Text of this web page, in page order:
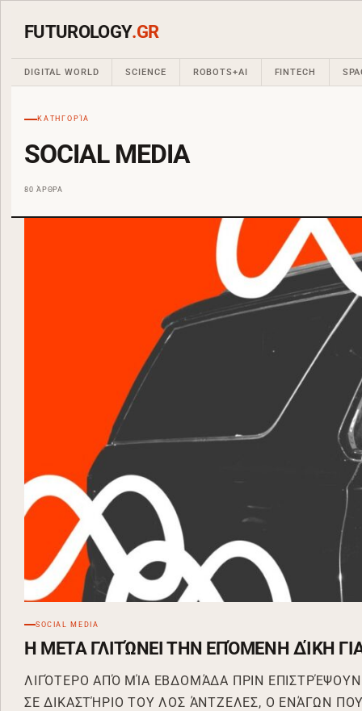
FUTUROLOGY.GR
DIGITAL WORLD SCIENCE ROBOTS+AI FINTECH
ΚΑΤΗΓΟΡΊΑ
SOCIAL MEDIA
80 ΆΡΘΡΑ
SOCIAL MEDIA
Η META ΓΛΙΤΏΝΕΙ ΤΗΝ ΕΠΌΜΕΝΗ ΔΊΚΗ
ΛΙΓΌΤΕΡΟ ΑΠΌ ΜΊΑ ΕΒΔΟΜΆΔΑ ΠΡΙΝ ΕΠΙΣΤΡΈΨΟΥΝ
ΣΕ ΔΙΚΑΣΤΉΡΙΟ ΤΟΥ ΛΟΣ ΆΝΤΖΕΛΕΣ, Ο ΕΝΆΓΩΝ